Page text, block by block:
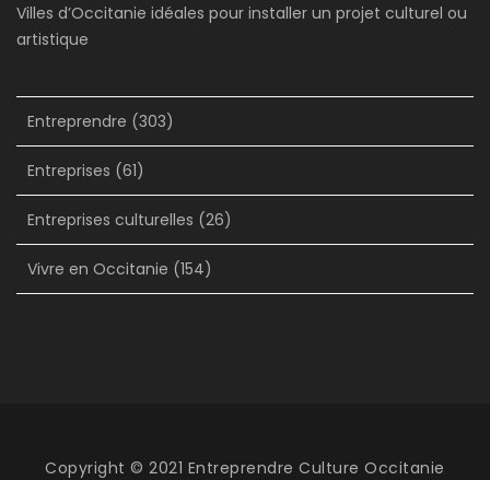
Villes d’Occitanie idéales pour installer un projet culturel ou
artistique
Entreprendre (303)
Entreprises (61)
Entreprises culturelles (26)
Vivre en Occitanie (154)
Copyright © 2021 Entreprendre Culture Occitanie